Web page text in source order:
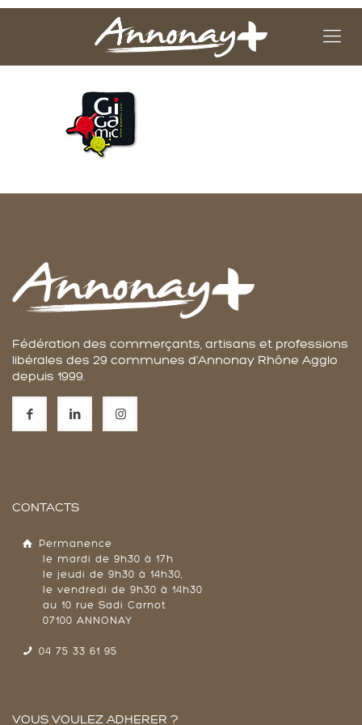
Fédération des commerçants, artisans et professions
libérales des 29 communes d'Annonay Rhône Agglo
depuis 1999.
CONTACTS
Permanence
le mardi de 9h30 à 17h
le jeudi de 9h30 à 14h30,
le vendredi de 9h30 à 14h30
au 10 rue Sadi Carnot
07100 ANNONAY
04 75 33 61 95
VOUS VOULEZ ADHERER ?